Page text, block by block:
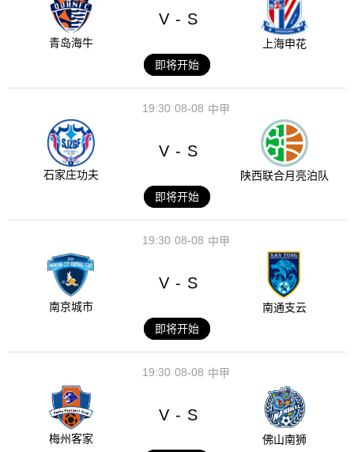
青岛海牛
V - S
上海申花
即将开始
08-08
19:30 中甲
石家庄功夫
V - S
陕西联合月亮泊队
即将开始
08-08
19:30 中甲
南京城市
V - S
南通支云
即将开始
08-08
19:30 中甲
梅州客家
V - S
佛山南狮